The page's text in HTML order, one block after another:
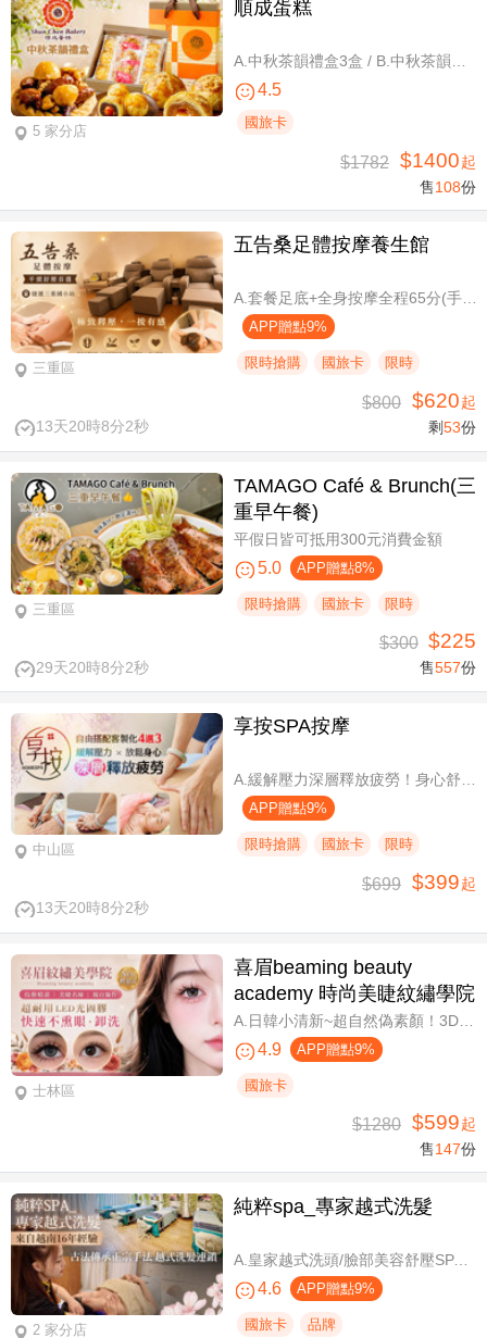
5 家分店
順成蛋糕
4.5
國旅卡
$1782 $1400起
售108份
三重區
五告桑足體按摩養生館
A.套餐足底+全身按摩全程65分(手技60分) / B.套餐足底+全身按摩全程95分(手技90分)
APP贈點9%
限時搶購 國旅卡 限時
13天20時8分1秒
$800 $620起
剩53份
三重區
TAMAGO Café & Brunch(三
重早午餐)
平假日皆可抵用300元消費金額
5.0 APP贈點8%
限時搶購 國旅卡 限時
29天20時8分1秒
$300 $225
售557份
中山區
享按SPA按摩
A.緩解壓力深層釋放疲勞！身心舒壓SPA60分(純手技) / B.緩解壓力 × 放鬆身心 × 深層釋放疲勞！讓身體與情緒同步放鬆全程90分身心舒壓(純手技) / C.打造最適合自己的放鬆！自由搭配客製化四選三舒壓全程90分(手技90分) / D.忙碌也能快速充電！客製化四選一舒壓30分(手技30分)
APP贈點9%
限時搶購 國旅卡 限時
13天20時8分1秒
$699 $399起
士林區
喜眉beaming beauty
academy 時尚美睫紋繡學院
4.9 APP贈點9%
國旅卡
$1280 $599起
售147份
2 家分店
純粹spa_專家越式洗髮
A.皇家越式洗頭/臉部美容舒壓SPA/舒壓採耳SPA 三選一40分(手技40分) / B.越式經典足底深層保養+去足繭+精油按摩 / C.越式純粹經典套餐(臉部美容舒壓SPA/舒壓採耳SPA二選一)全程80分(手技80分) / D.越式皇家古法按摩|全身越式精油舒壓/越式古法指壓 任選全程60分(手技60分)
4.6 APP贈點9%
國旅卡 品牌